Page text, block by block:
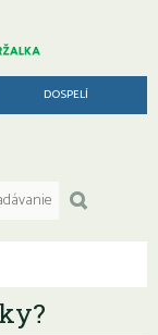
DOSPELÍ